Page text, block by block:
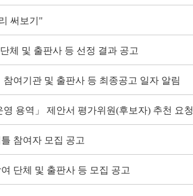
써보기"
체 및 출판사 등 선정 결과 공고
참여기관 및 출판사 등 최종공고 일자 알림
영 용역」 제안서 평가위원(후보자) 추천 요청
참여자 모집 공고
단체 및 출판사 등 모집 공고